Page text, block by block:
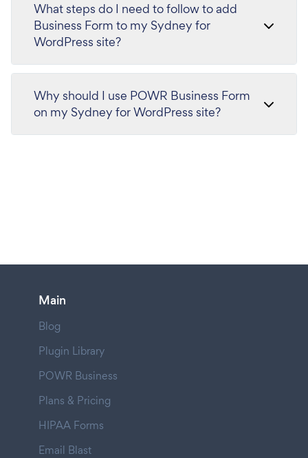
What steps do I need to follow to add
Business Form to my Sydney for
WordPress site?
Why should I use POWR Business Form
on my Sydney for WordPress site?
Main
Blog
Plugin Library
POWR Business
Plans & Pricing
HIPAA Forms
Email Blast